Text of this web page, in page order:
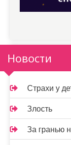
Новости
Страхи у
Злость
За гранью